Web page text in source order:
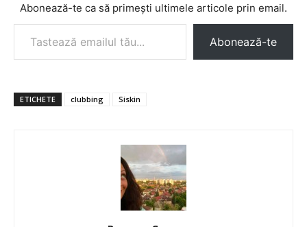
Abonează-te ca să primești ultimele articole prin email.
Tastează emailul tău...
Abonează-te
ETICHETE clubbing Siskin